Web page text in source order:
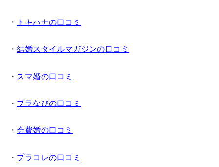
・ トキハナの口コミ
・結婚スタイルマガジンの口コミ
・ スマ婚の口コミ
・ ブラなびの口コミ
・会費婚の口コミ
・ プラコレの口コミ